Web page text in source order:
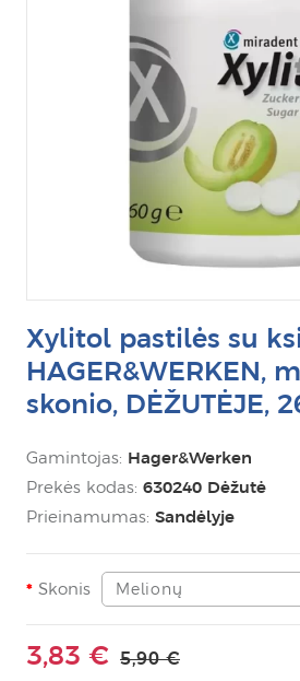
Xylitol pastilės su
HAGER&WERKEN,
skonio, DĖŽUTĖJE,
Gamintojas: Hager&Werken
Prekės kodas: 630240 Dėžutė
Prieinamumas: Sandėlyje
Skonis Melionų
3,83 € 5,90 €